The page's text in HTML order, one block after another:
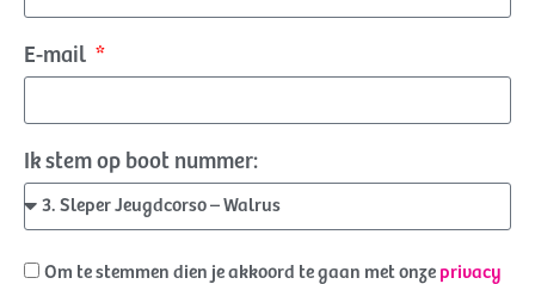
E-mail
Ik stem op boot nummer:
Om te stemmen dien je akkoord te gaan met onze privacy